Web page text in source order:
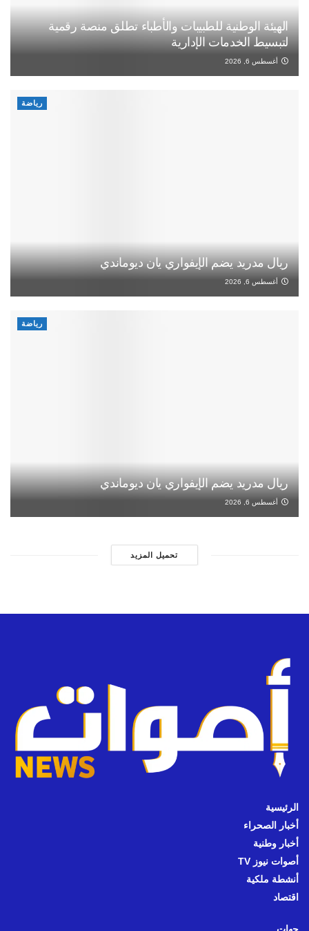
الهيئة الوطنية للطبيبات والأطباء تطلق منصة رقمية
لتبسيط الخدمات الإدارية
أغسطس 6, 2026
رياضة
ريال مدريد يضم الإيفواري يان ديوماندي
أغسطس 6, 2026
رياضة
ريال مدريد يضم الإيفواري يان ديوماندي
أغسطس 6, 2026
تحميل المزيد
الرئيسية
أخبار الصحراء
أخبار وطنية
أصوات نيوز TV
أنشطة ملكية
اقتصاد